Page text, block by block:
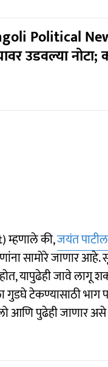
Political
उडवल्या
म्हणाले की,जयंत पाटील
सामोरे जाणार
यापुढेही जावे लागू
गुडघे टेकण्यासाठी भाग
आणि पुढेही जाणार